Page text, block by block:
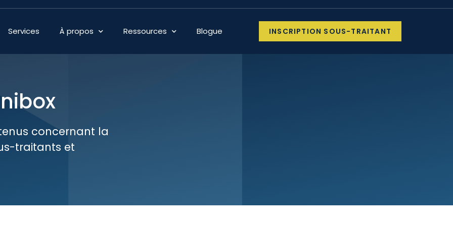
Services À propos Ressources Blogue INSCRIPTION SOUS-TRAITANT
concernant la
traitants et